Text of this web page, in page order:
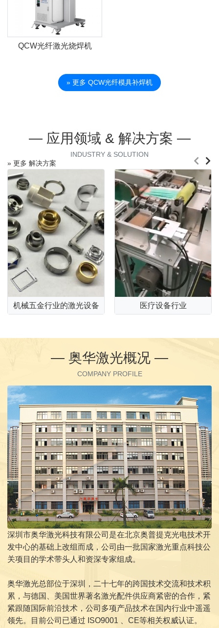
QCW光纤激光烧焊机
» 更多 QCW光纤模具补焊机
— 应用领域 & 解决方案 —
INDUSTRY & SOLUTION
» 更多 解决方案
机械五金行业的激光设备 医疗设备行业
— 奥华激光概况 —
COMPANY PROFILE
深圳市奥华激光科技有限公司是在北京奥普提克光电技术开
发中心的基础上改组而成，公司由一批国家激光重点科技公
关项目的学术带头人和资深专家组成。
奥华激光总部位于深圳，二十七年的跨国技术交流和技术积
累，与德国、美国世界著名激光配件供应商紧密的合作，紧
紧跟随国际前沿技术，公司多项产品技术在国内行业中遥遥
领先。目前公司已通过 ISO9001 、CE等相关权威认证。